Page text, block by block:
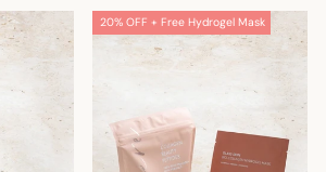
20% OFF + Free Hydrogel Mask